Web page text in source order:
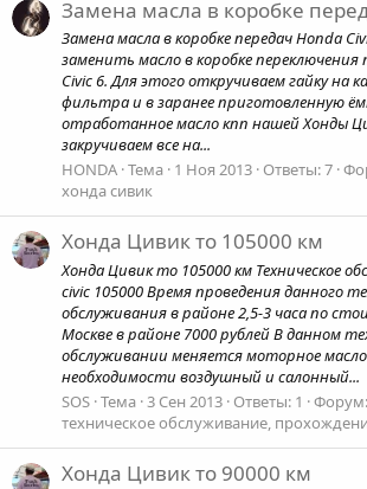
Замена масла в коробке
Замена масла в коробке передач Honda
заменить масло в коробке переключения
Civic 6. Для этого откручиваем гайку на
фильтра и в заранее приготовленную
отработанное масло кпп нашей Хонды
закручиваем все на...
HONDA Тема 1 Ноя 2013 Ответы: 7
хонда сивик
Хонда Цивик то 105000 км
Хонда Цивик то 105000 км Техническое
civic 105000 Время проведения данного
обслуживания в районе 2,5-3 часа по
Москве в районе 7000 рублей В данном
обслуживании меняется моторное
необходимости воздушный и салонный...
SOS Тема 3 Сен 2013 Ответы: 1 Форум:
техническое обслуживание,
Хонда Цивик то 90000 км